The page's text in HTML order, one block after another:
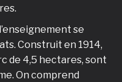
se
Construit en 1914,
de 4,5 hectares, sont
On comprend